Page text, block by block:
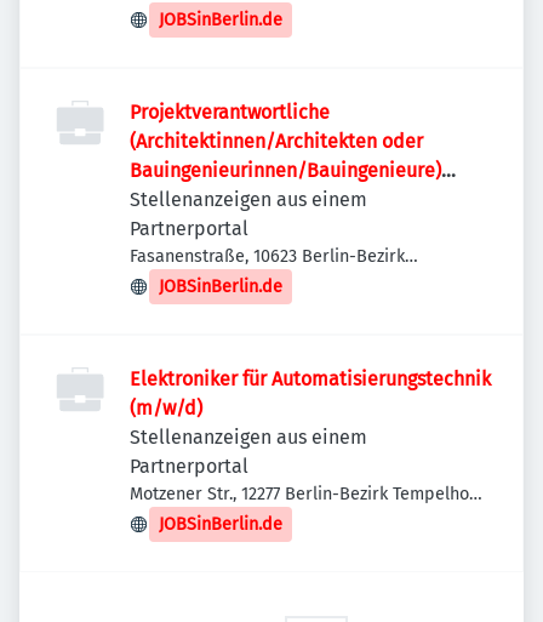
JOBSinBerlin.de
Projektverantwortliche
(Architektinnen/Architekten oder
Bauingenieurinnen/Bauingenieure)
(w/m/d)
Stellenanzeigen aus einem
Partnerportal
Fasanenstraße, 10623 Berlin-Bezirk
Charlottenburg-Wilmersdorf, Deutschland
JOBSinBerlin.de
Elektroniker für Automatisierungstechnik
(m/w/d)
Stellenanzeigen aus einem
Partnerportal
Motzener Str., 12277 Berlin-Bezirk Tempelhof-
Schöneberg, Deutschland
JOBSinBerlin.de